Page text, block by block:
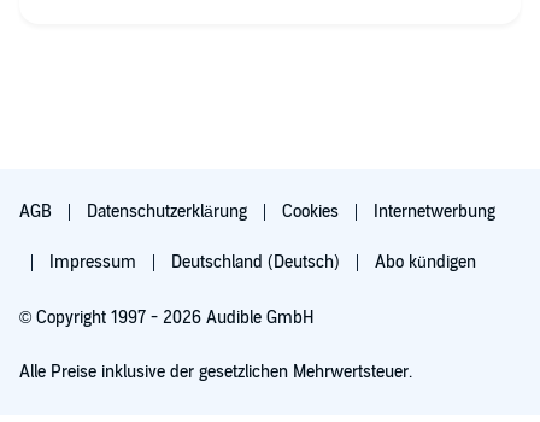
AGB Datenschutzerklärung Cookies Internetwerbung
Impressum Deutschland (Deutsch) Abo kündigen
© Copyright 1997 - 2026 Audible GmbH
Alle Preise inklusive der gesetzlichen Mehrwertsteuer.